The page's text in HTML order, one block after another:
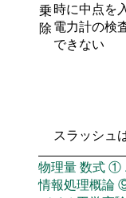
乗
除
時に中点を
電力計の検
できない
スラッシュ
物理量数式①
情報処理概論